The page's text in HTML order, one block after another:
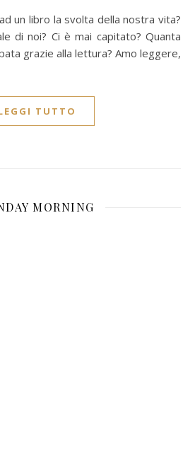
di noi? Ci è mai capitato? Quanta
grazie alla lettura? Amo leggere,
TUTTO
MORNING